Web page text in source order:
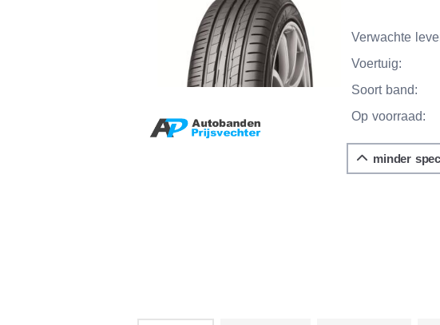
Verwachte
Voertuig:
Soort band:
Op voorraad:
minder